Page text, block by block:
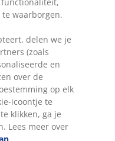
waarborgen.
delen we je
(zoals
en
over de
op elk
icoontje te
klikken, ga je
Lees meer over